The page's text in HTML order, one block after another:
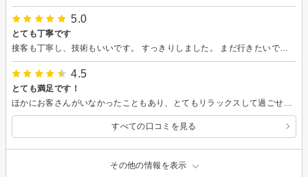
5.0
とても丁寧です
接客も丁寧し、技術もいいです。 すっきりしました。 まだ行きたいです。 さすが表参道ですね！
4.5
とても満足です！
すべての口コミを見る
その他の情報を表示